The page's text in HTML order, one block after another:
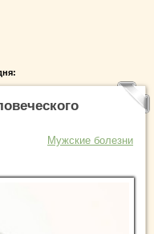
Мужские болезни